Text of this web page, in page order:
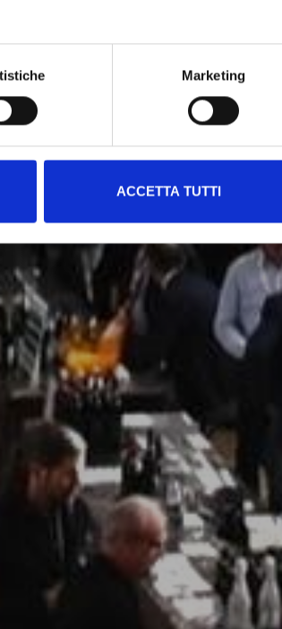
Marketing
ACCETTA TUTTI